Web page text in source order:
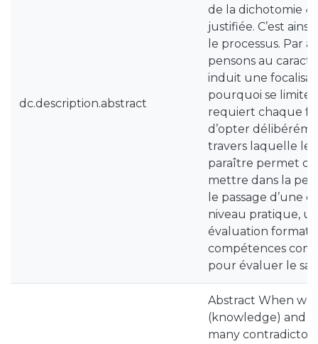
dc.description.abstract
de la dichotomie «
justifiée. C’est
le processus. Par
pensons au
induit une
pourquoi se
requiert chaque
d’opter
travers laquelle le
paraître permet
mettre dans la
le passage d’une
niveau pratique,
évaluation
compétences
pour évaluer le
Abstract When
(knowledge) and
many